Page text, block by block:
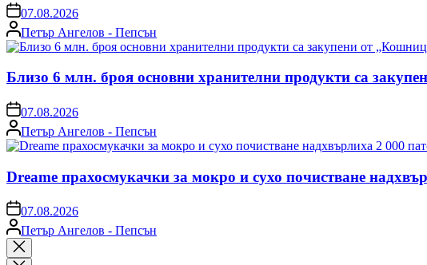
on07.08.2026
Posted
by
Петър Ангелов - Пепсън
Близо 6 млн. броя основни хранителни продукти са
on07.08.2026
Posted
by
Петър Ангелов - Пепсън
Dreame прахосмукачки за мокро и сухо почистване
on07.08.2026
Posted
by
Петър Ангелов - Пепсън
Close
search